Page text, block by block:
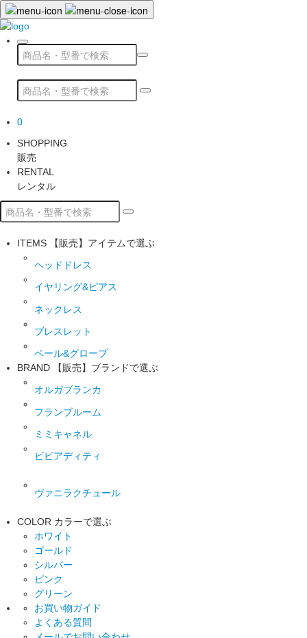
0
SHOPPING
販売
RENTAL
レンタル
ITEMS 【販売】アイテムで選ぶ
ヘッドドレス
イヤリング&ピアス
ネックレス
ブレスレット
ベール&グローブ
BRAND
【販売】ブランドで選ぶ
オルガブランカ
フランブルーム
ミミキャネル
ビビアディティ
ヴァニラクチュール
COLOR カラーで選ぶ
ホワイト
ゴールド
シルバー
ピンク
グリーン
お買い物ガイド
よくある質問